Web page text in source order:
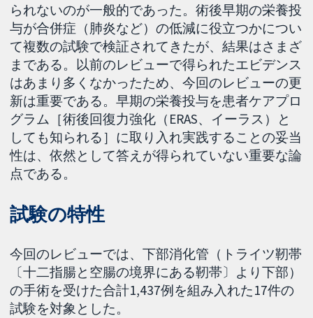
られないのが一般的であった。術後早期の栄養投
与が合併症（肺炎など）の低減に役立つかについ
て複数の試験で検証されてきたが、結果はさまざ
まである。以前のレビューで得られたエビデンス
はあまり多くなかったため、今回のレビューの更
新は重要である。早期の栄養投与を患者ケアプロ
グラム［術後回復力強化（ERAS、イーラス）と
しても知られる］に取り入れ実践することの妥当
性は、依然として答えが得られていない重要な論
点である。
試験の特性
今回のレビューでは、下部消化管（トライツ靭帯
〔十二指腸と空腸の境界にある靭帯〕より下部）
の手術を受けた合計1,437例を組み入れた17件の
試験を対象とした。